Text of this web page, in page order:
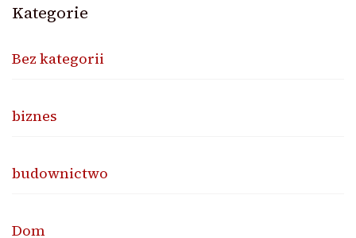
Kategorie
Bez kategorii
biznes
budownictwo
Dom